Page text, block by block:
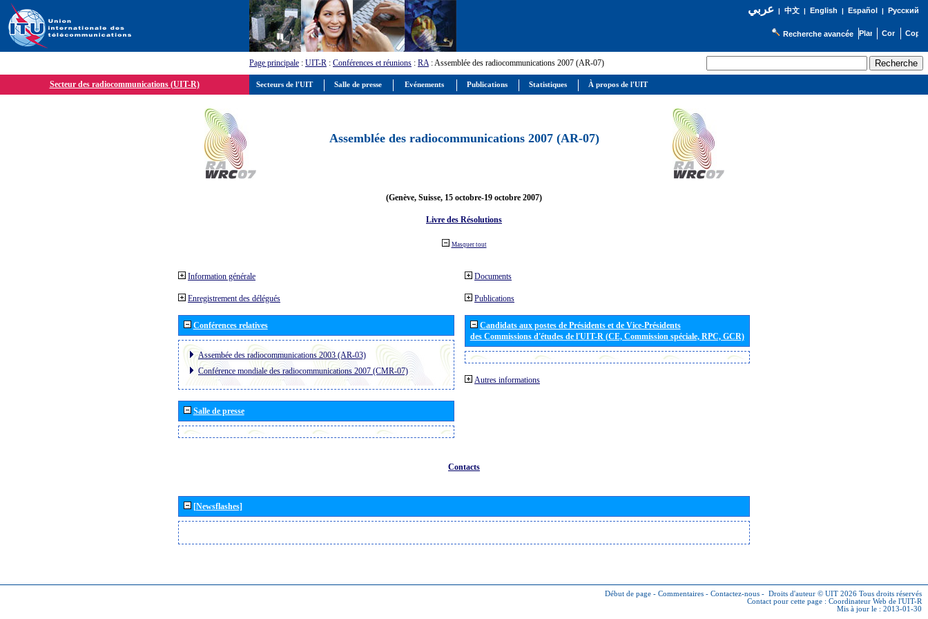
عربي| 中文| English | Español | Русский
Recherche avancée
Page principale : UIT-R : Conférences et réunions : RA: Assemblée des radiocommunications 2007 (AR-07)
Secteur des radiocommunications (UIT-R)
Assemblée des radiocommunications 2007 (AR-07)
(Genève, Suisse, 15 octobre-19 octobre 2007)
Livre des Résolutions
Masquer tout
Information générale
Enregistrement des délégués
Conférences relatives
Assembée des radiocommunications 2003 (AR-03)
Conférence mondiale des radiocommunications 2007 (CMR-07)
Salle de presse
Documents
Publications
Candidats aux postes de Présidents et de Vice-Présidents
des Commissions d'études de l'UIT-R (CE, Commission spéciale, RPC, GCR)
Autres informations
Contacts
[Newsflashes]
Début de page - Commentaires - Contactez-nous - Droits d'auteur © UIT 2026 Tous droits réservés
Contact pour cette page : Coordinateur Web de l'UIT-R
Mis à jour le : 2013-01-30
Secteurs de l'UIT Salle de presse Evénements Publications Statistiques À propos de l'UIT